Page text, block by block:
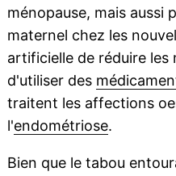
ménopause, mais aussi
maternel chez les
artificielle de réduire les
d'utiliser des
traitent les affections
l'endométriose.
Bien que le tabou